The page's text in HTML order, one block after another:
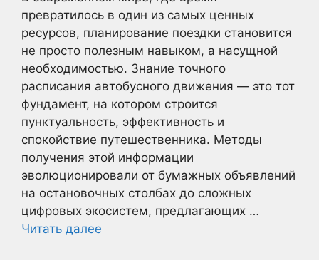
превратилось в один из самых ценных
ресурсов, планирование поездки становится
не просто полезным навыком, а насущной
необходимостью. Знание точного
расписания автобусного движения — это тот
фундамент, на котором строится
пунктуальность, эффективность и
спокойствие путешественника. Методы
получения этой информации
эволюционировали от бумажных объявлений
на остановочных столбах до сложных
цифровых экосистем, предлагающих …
Читать далее